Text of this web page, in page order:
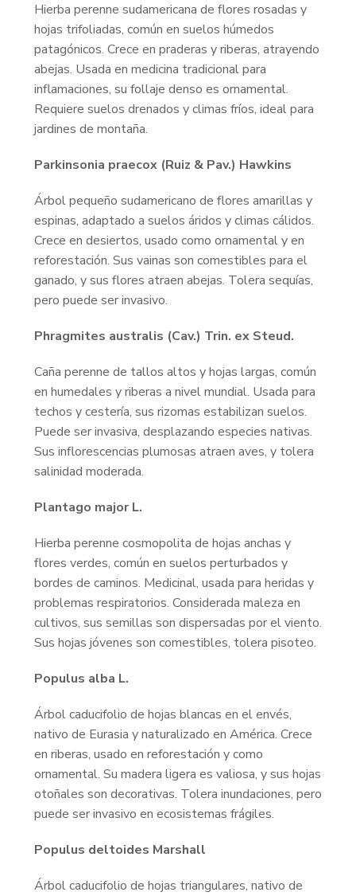
Hierba perenne sudamericana de flores rosadas y
hojas trifoliadas, común en suelos húmedos
patagónicos. Crece en praderas y riberas, atrayendo
abejas. Usada en medicina tradicional para
inflamaciones, su follaje denso es ornamental.
Requiere suelos drenados y climas fríos, ideal para
jardines de montaña.
Parkinsonia praecox (Ruiz & Pav.) Hawkins
Árbol pequeño sudamericano de flores amarillas y
espinas, adaptado a suelos áridos y climas cálidos.
Crece en desiertos, usado como ornamental y en
reforestación. Sus vainas son comestibles para el
ganado, y sus flores atraen abejas. Tolera sequías,
pero puede ser invasivo.
Phragmites australis (Cav.) Trin. ex Steud.
Caña perenne de tallos altos y hojas largas, común
en humedales y riberas a nivel mundial. Usada para
techos y cestería, sus rizomas estabilizan suelos.
Puede ser invasiva, desplazando especies nativas.
Sus inflorescencias plumosas atraen aves, y tolera
salinidad moderada.
Plantago major L.
Hierba perenne cosmopolita de hojas anchas y
flores verdes, común en suelos perturbados y
bordes de caminos. Medicinal, usada para heridas y
problemas respiratorios. Considerada maleza en
cultivos, sus semillas son dispersadas por el viento.
Sus hojas jóvenes son comestibles, tolera pisoteo.
Populus alba L.
Árbol caducifolio de hojas blancas en el envés,
nativo de Eurasia y naturalizado en América. Crece
en riberas, usado en reforestación y como
ornamental. Su madera ligera es valiosa, y sus hojas
otoñales son decorativas. Tolera inundaciones, pero
puede ser invasivo en ecosistemas frágiles.
Populus deltoides Marshall
Árbol caducifolio de hojas triangulares, nativo de